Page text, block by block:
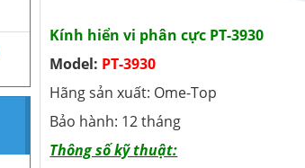
Kính hiển vi phân cực PT-3930
Model: PT-3930
Hãng sản xuất: Ome-Top
Bảo hành: 12 tháng
Thông số kỹ thuật: